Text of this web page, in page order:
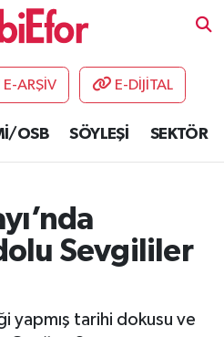
E-ARŞİV E-DİJİTAL
OSB SÖYLEŞİ SEKTÖR
Sevgililer
yapmış tarihi dokusu ve